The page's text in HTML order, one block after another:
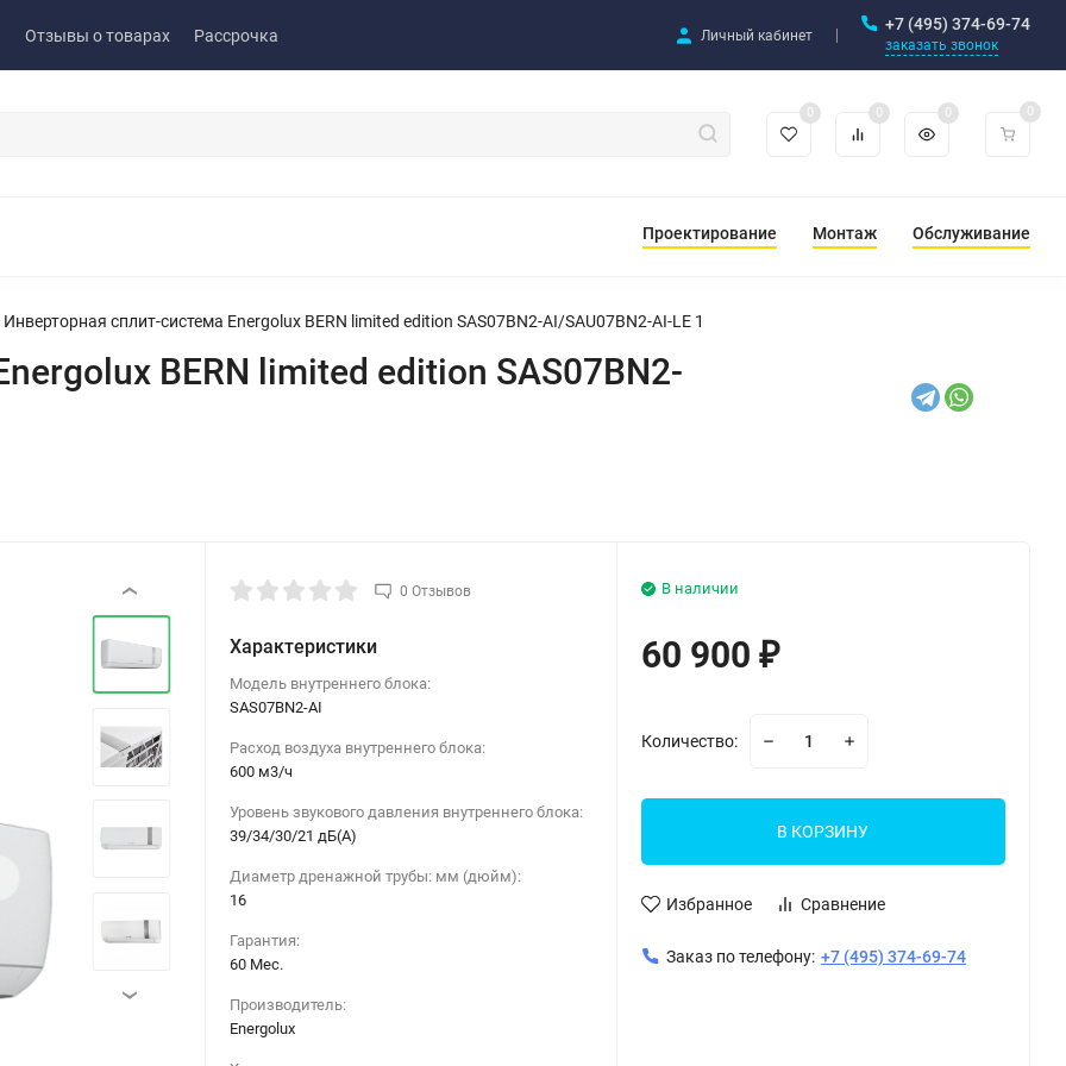
Отзывы о товарах Рассрочка Личный кабинет
+7 (495) 374-69-74
заказать звонок
0 0 0 0
Проектирование Монтаж Обслуживание
Инверторная сплит-система Energolux BERN limited edition SAS07BN2-AI/SAU07BN2-AI-LE 1
BERN limited edition SAS07BN2-
‹
›
0 Отзывов
Характеристики
Модель внутреннего блока:
SAS07BN2-AI
Расход воздуха внутреннего блока:
600 м3/ч
Уровень звукового давления внутреннего блока:
39/34/30/21 дБ(А)
Диаметр дренажной трубы: мм (дюйм):
16
Гарантия:
60 Мес.
Производитель:
Energolux
В наличии
60 900 ₽
Количество:
В КОРЗИНУ
Избранное Сравнение
Заказ по телефону: +7 (495) 374-69-74